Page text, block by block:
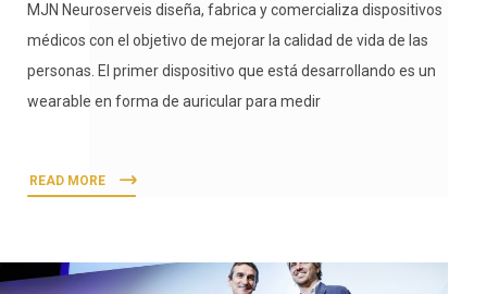
MJN Neuroserveis diseña, fabrica y comercializa dispositivos
médicos con el objetivo de mejorar la calidad de vida de las
personas. El primer dispositivo que está desarrollando es un
wearable en forma de auricular para medir
READ MORE